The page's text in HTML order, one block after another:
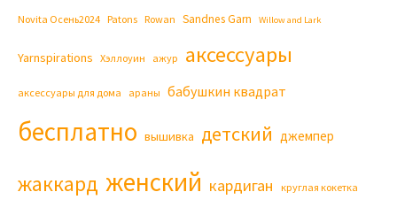
Novita Осень2024 Patons Rowan Sandnes Garn Willow and Lark
Yarnspirations Хэллоуин ажур аксессуары
аксессуары для дома араны бабушкин квадрат
бесплатно вышивка детский джемпер
жаккард женский кардиган круглая кокетка